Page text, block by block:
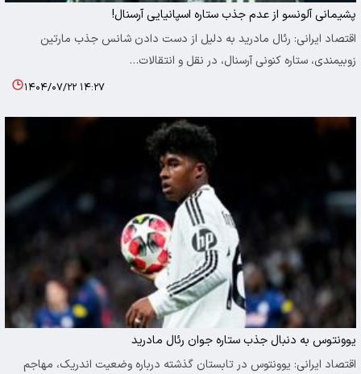
پشیمانی آلونسو از عدم جذب ستاره اسپانیایی آرسنال!
اقتصاد ایرانی: رئال مادرید به دلیل از دست دادن شانس جذب مارتین
زوبیمندی، ستاره کنونی آرسنال، در نقل‌ و انتقالات…
۱۴۰۴/۰۷/۲۲ ۱۴:۲۷
یوونتوس به دنبال جذب ستاره جوان رئال مادرید
اقتصاد ایرانی: یوونتوس در تابستان گذشته درباره وضعیت اندریک، مهاجم